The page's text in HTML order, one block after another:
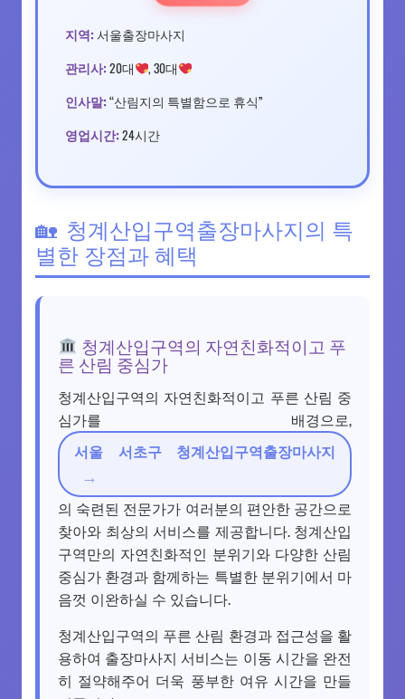
지역: 서울출장마사지
관리사: 20대 , 30대
인사말: “산림지의 특별함으로 휴식”
영업시간: 24시간
청계산입구역출장마사지의 특
별한 장점과 혜택
청계산입구역의 자연친화적이고 푸
른 산림 중심가
청계산입구역의 자연친화적이고 푸른 산림 중
심가를 배경으로,
서울 서초구 청계산입구역출장마사지
의 숙련된 전문가가 여러분의 편안한 공간으로
찾아와 최상의 서비스를 제공합니다. 청계산입
구역만의 자연친화적인 분위기와 다양한 산림
중심가 환경과 함께하는 특별한 분위기에서 마
음껏 이완하실 수 있습니다.
청계산입구역의 푸른 산림 환경과 접근성을 활
용하여 출장마사지 서비스는 이동 시간을 완전
히 절약해주어 더욱 풍부한 여유 시간을 만들